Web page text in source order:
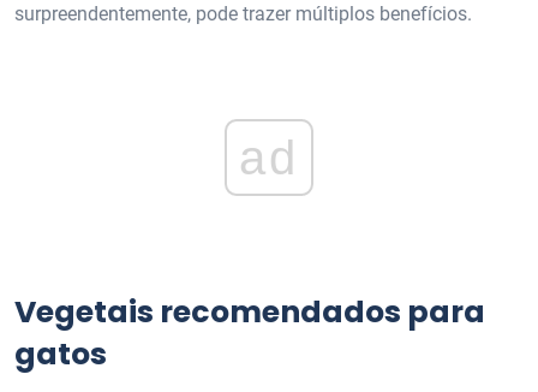
surpreendentemente, pode trazer múltiplos benefícios.
ad
Vegetais recomendados para
gatos